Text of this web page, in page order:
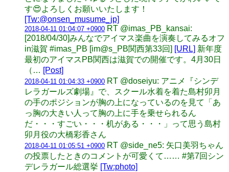
す😍よろしくお願いいたします！
[Tw:@onsen_musume_jp]
2018-04-11 01:04:07 +0900 RT @imas_PB_kansai:
[2018/04/30]みんなでアイマス楽曲を演奏してみるオフ
in滋賀 #imas_PB [im@s_PB関西第33回] [URL] 新年度
最初のアイマスPB関西は滋賀での開催です。4月30日
（… [Post]
2018-04-11 01:04:33 +0900 RT @doseiyu: アニメ『シンデ
レラガールズ劇場』で、スクール水着を着た島村卯月
の手のポジションが胸の上になっているのを見て「あ
っ胸の大きい人って胸の上に手を乗せられるん
だ・・・すごい・・・机がある・・・」って思う島村
卯月役の大橋彩香さん
2018-04-11 01:05:51 +0900 RT @side_ne5: 矢口美羽ちゃん
の投票したときのコメントが可愛くて…… #第7回シン
デレラガール総選挙 [Tw:photo]